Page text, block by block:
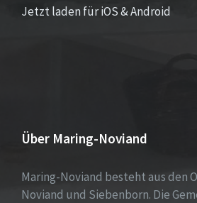
Jetzt laden für iOS & Android
Über Maring-Noviand
Maring-Noviand besteht aus den
Noviand und Siebenborn. Die